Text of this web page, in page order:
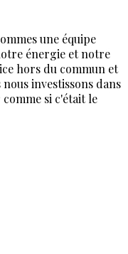
une équipe
énergie et notre
hors du commun et
investissons dans
si c'était le